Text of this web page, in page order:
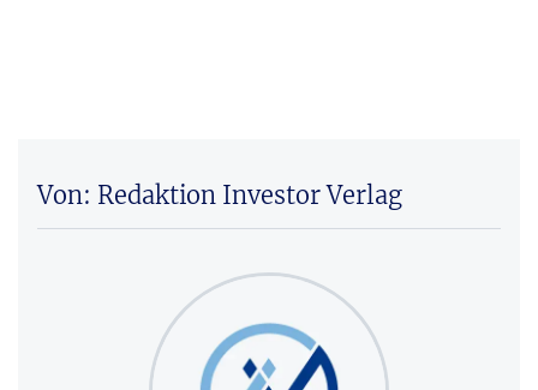
Von: Redaktion Investor Verlag